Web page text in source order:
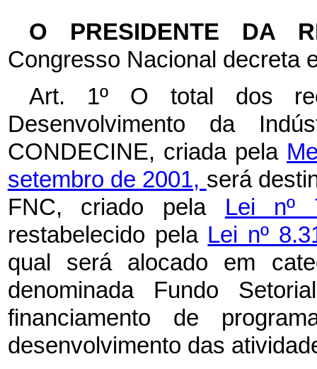
O PRESIDENTE DA
Congresso Nacional decreta
Art. 1º O total dos
Desenvolvimento da
CONDECINE, criada pela
setembro de 2001, será
FNC, criado pela Lei nº
restabelecido pela Lei nº
qual será alocado em
denominada Fundo
financiamento de
desenvolvimento das